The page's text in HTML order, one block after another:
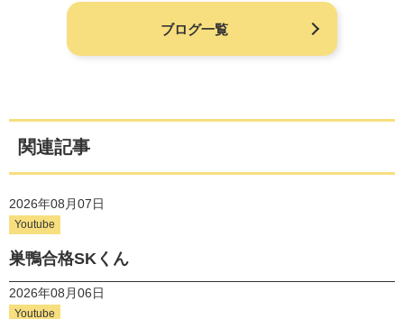
ブログ一覧
関連記事
2026年08月07日
Youtube
巣鴨合格SKくん
2026年08月06日
Youtube